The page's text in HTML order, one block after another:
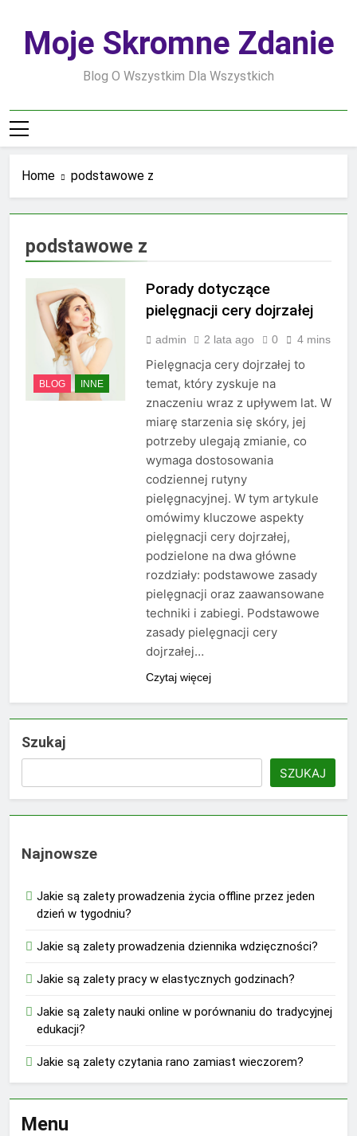
contentMoje Skromne Zdanie
Blog O Wszystkim Dla Wszystkich
Home podstawowe z
podstawowe z
BLOG INNE
Porady dotyczące
pielęgnacji cery dojrzałej
admin 2 lata ago 0 4 mins
Pielęgnacja cery dojrzałej to
temat, który zyskuje na
znaczeniu wraz z upływem lat. W
miarę starzenia się skóry, jej
potrzeby ulegają zmianie, co
wymaga dostosowania
codziennej rutyny
pielęgnacyjnej. W tym artykule
omówimy kluczowe aspekty
pielęgnacji cery dojrzałej,
podzielone na dwa główne
rozdziały: podstawowe zasady
pielęgnacji oraz zaawansowane
techniki i zabiegi. Podstawowe
zasady pielęgnacji cery
dojrzałej…
Czytaj więcej
Szukaj
SZUKAJ
Najnowsze
Jakie są zalety prowadzenia życia offline przez jeden
dzień w tygodniu?
Jakie są zalety prowadzenia dziennika wdzięczności?
Jakie są zalety pracy w elastycznych godzinach?
Jakie są zalety nauki online w porównaniu do tradycyjnej
edukacji?
Jakie są zalety czytania rano zamiast wieczorem?
Menu